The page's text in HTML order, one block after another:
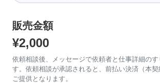
販売金額
¥2,000
依頼相談後、メッセージで依頼者と仕事詳細のす
す。依頼相談が承認されると、前払い決済（本
ご提供となります。